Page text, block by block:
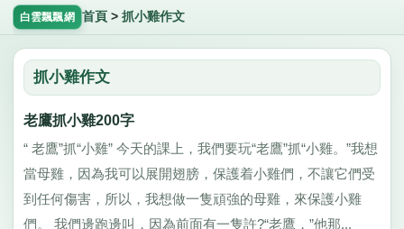
白雲飄飄網 首頁 > 抓小雞作文
抓小雞作文
老鷹抓小雞200字
“ 老鷹”抓“小雞” 今天的課上，我們要玩“老鷹”抓“小雞。”我想
當母雞，因為我可以展開翅膀，保護着小雞們，不讓它們受
到任何傷害，所以，我想做一隻頑強的母雞，來保護小雞
們。 我們邊跑邊叫，因為前面有一隻許?“老鷹，”他那...